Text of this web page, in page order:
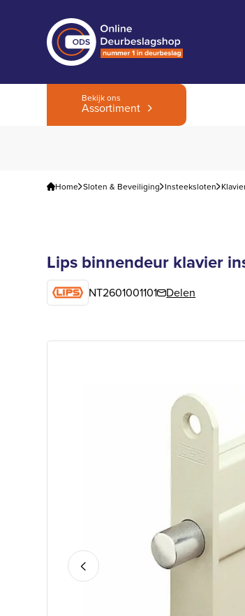
Bekijk ons
Assortiment
Home Sloten & Beveiliging Insteeksloten
Lips binnendeur klavier
NT2601001101 Delen